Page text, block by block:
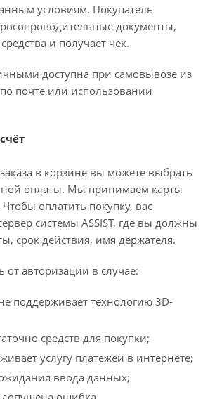
условиям. Покупатель
документы,
и получает чек.
доступна при самовывозе из
почте или использовании
в корзине вы можете выбрать
оплаты. Мы принимаем карты
оплатить покупку, вас
системы ASSIST, где вы должны
срок действия, имя держателя.
от авторизации в случае:
поддерживает технологию 3D-
средств для покупки;
услугу платежей в интернете;
ввода данных;